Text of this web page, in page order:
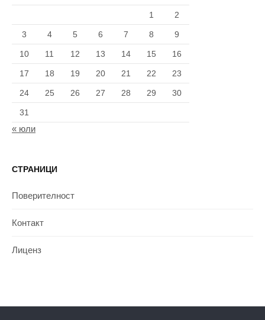
1 2
3 4 5 6 7 8 9
10 11 12 13 14 15 16
17 18 19 20 21 22 23
24 25 26 27 28 29 30
31
« юли
СТРАНИЦИ
Поверителност
Контакт
Лиценз